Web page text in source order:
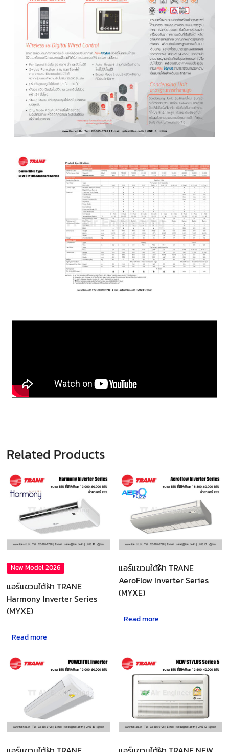
Related Products
New Model 2026
แอร์แขวนใต้ฝ้า TRANE
Harmony Inverter Series
(MYXE)
Read more
แอร์แขวนใต้ฝ้า TRANE
AeroFlow Inverter Series
(MYXE)
Read more